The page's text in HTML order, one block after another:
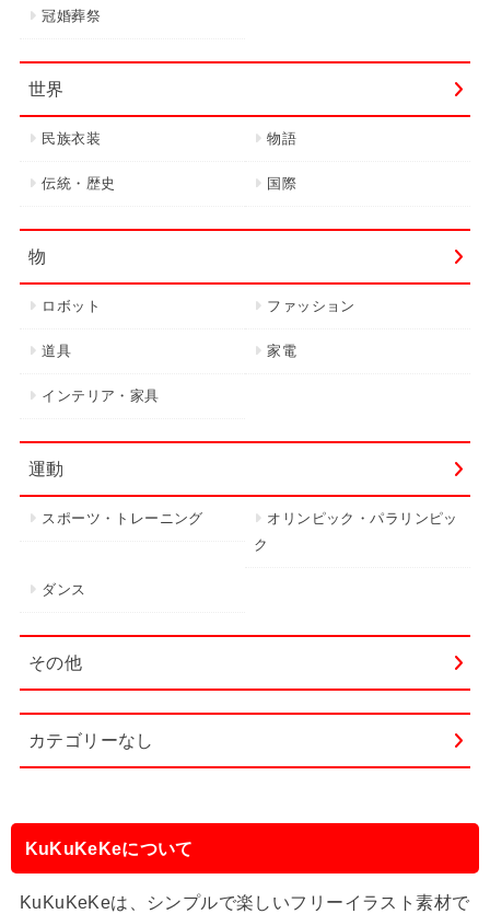
冠婚葬祭
世界
民族衣装 物語
伝統・歴史 国際
物
ロボット ファッション
道具 家電
インテリア・家具
運動
スポーツ・トレーニング
オリンピック・パラリンピッ
ク
ダンス
その他
カテゴリーなし
KuKuKeKeについて
KuKuKeKeは、シンプルで楽しいフリーイラスト素材で